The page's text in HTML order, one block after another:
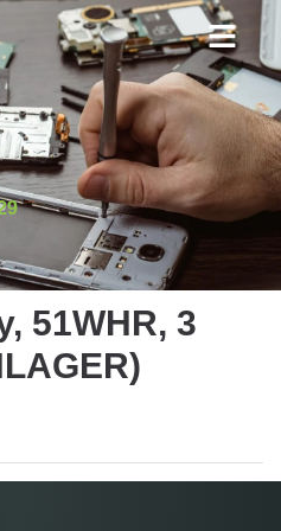
51WHR, 3